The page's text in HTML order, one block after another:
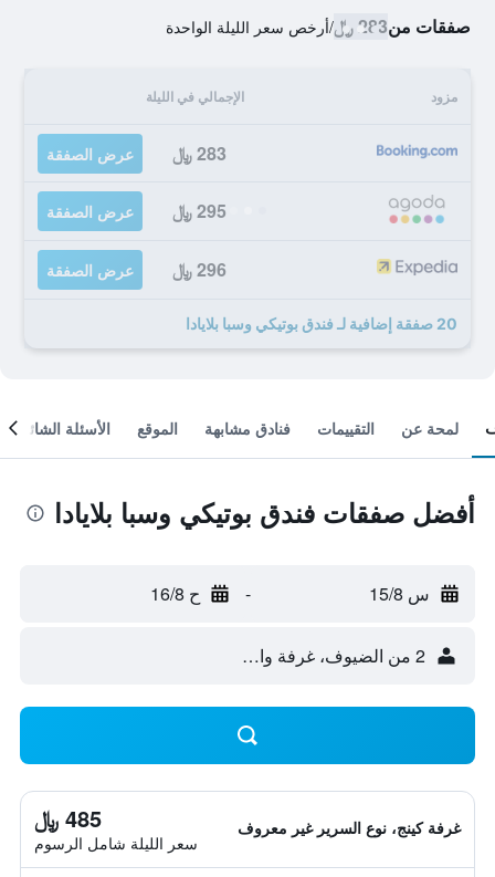
صفقات من283 ﷼ /أرخص سعر الليلة الواحدة
مزود الإجمالي في الليلة
283 ﷼ عرض الصفقة
295 ﷼ عرض الصفقة
296 ﷼ عرض الصفقة
20 صفقة إضافية لـ فندق بوتيكي وسبا بلايادا
لمحة عن التقييمات فنادق مشابهة الموقع الأسئلة الشائعة
أفضل صفقات فندق بوتيكي وسبا بلايادا
س 15/8 - ح 16/8
2 من الضيوف، غرفة واحدة
غرفة كينج، نوع السرير غير معروف 485 ﷼
سعر الليلة شامل الرسوم